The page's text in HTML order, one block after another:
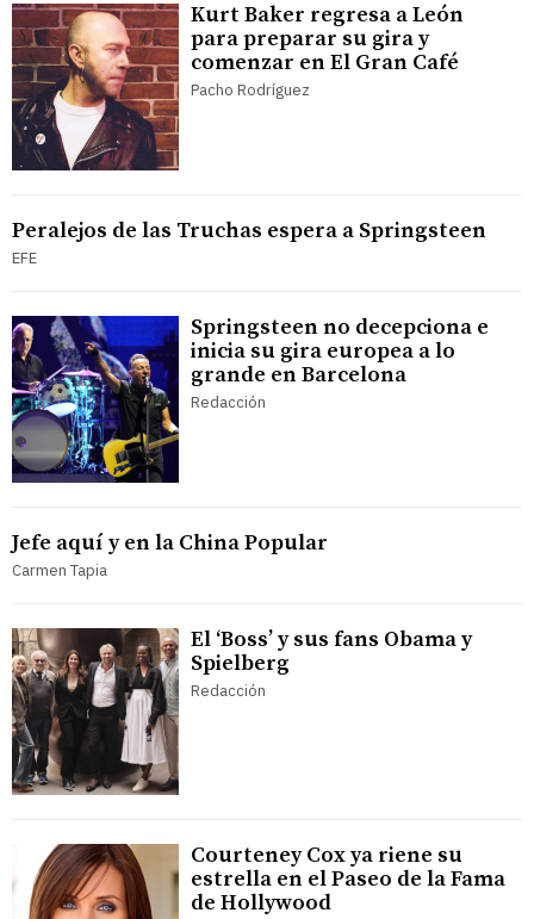
Kurt Baker regresa a León
para preparar su gira y
comenzar en El Gran Café
Pacho Rodríguez
Peralejos de las Truchas espera a Springsteen
EFE
Springsteen no decepciona e
inicia su gira europea a lo
grande en Barcelona
Redacción
Jefe aquí y en la China Popular
Carmen Tapia
El ‘Boss’ y sus fans Obama y
Spielberg
Redacción
Courteney Cox ya riene su
estrella en el Paseo de la Fama
de Hollywood